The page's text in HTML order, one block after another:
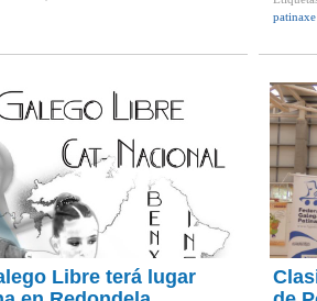
Libre terá lugar